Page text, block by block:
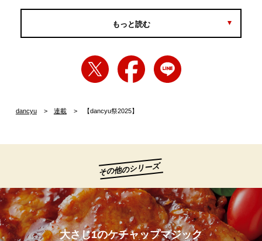
もっと読む
dancyu 連載 【dancyu祭2025】
その他のシリーズ
大さじ1のケチャップマジック